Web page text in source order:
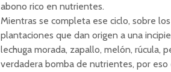
abono rico en nutrientes.
Mientras se completa ese ciclo, sobre
plantaciones que dan origen a una
lechuga morada, zapallo, melón, rúcula,
verdadera bomba de nutrientes, por